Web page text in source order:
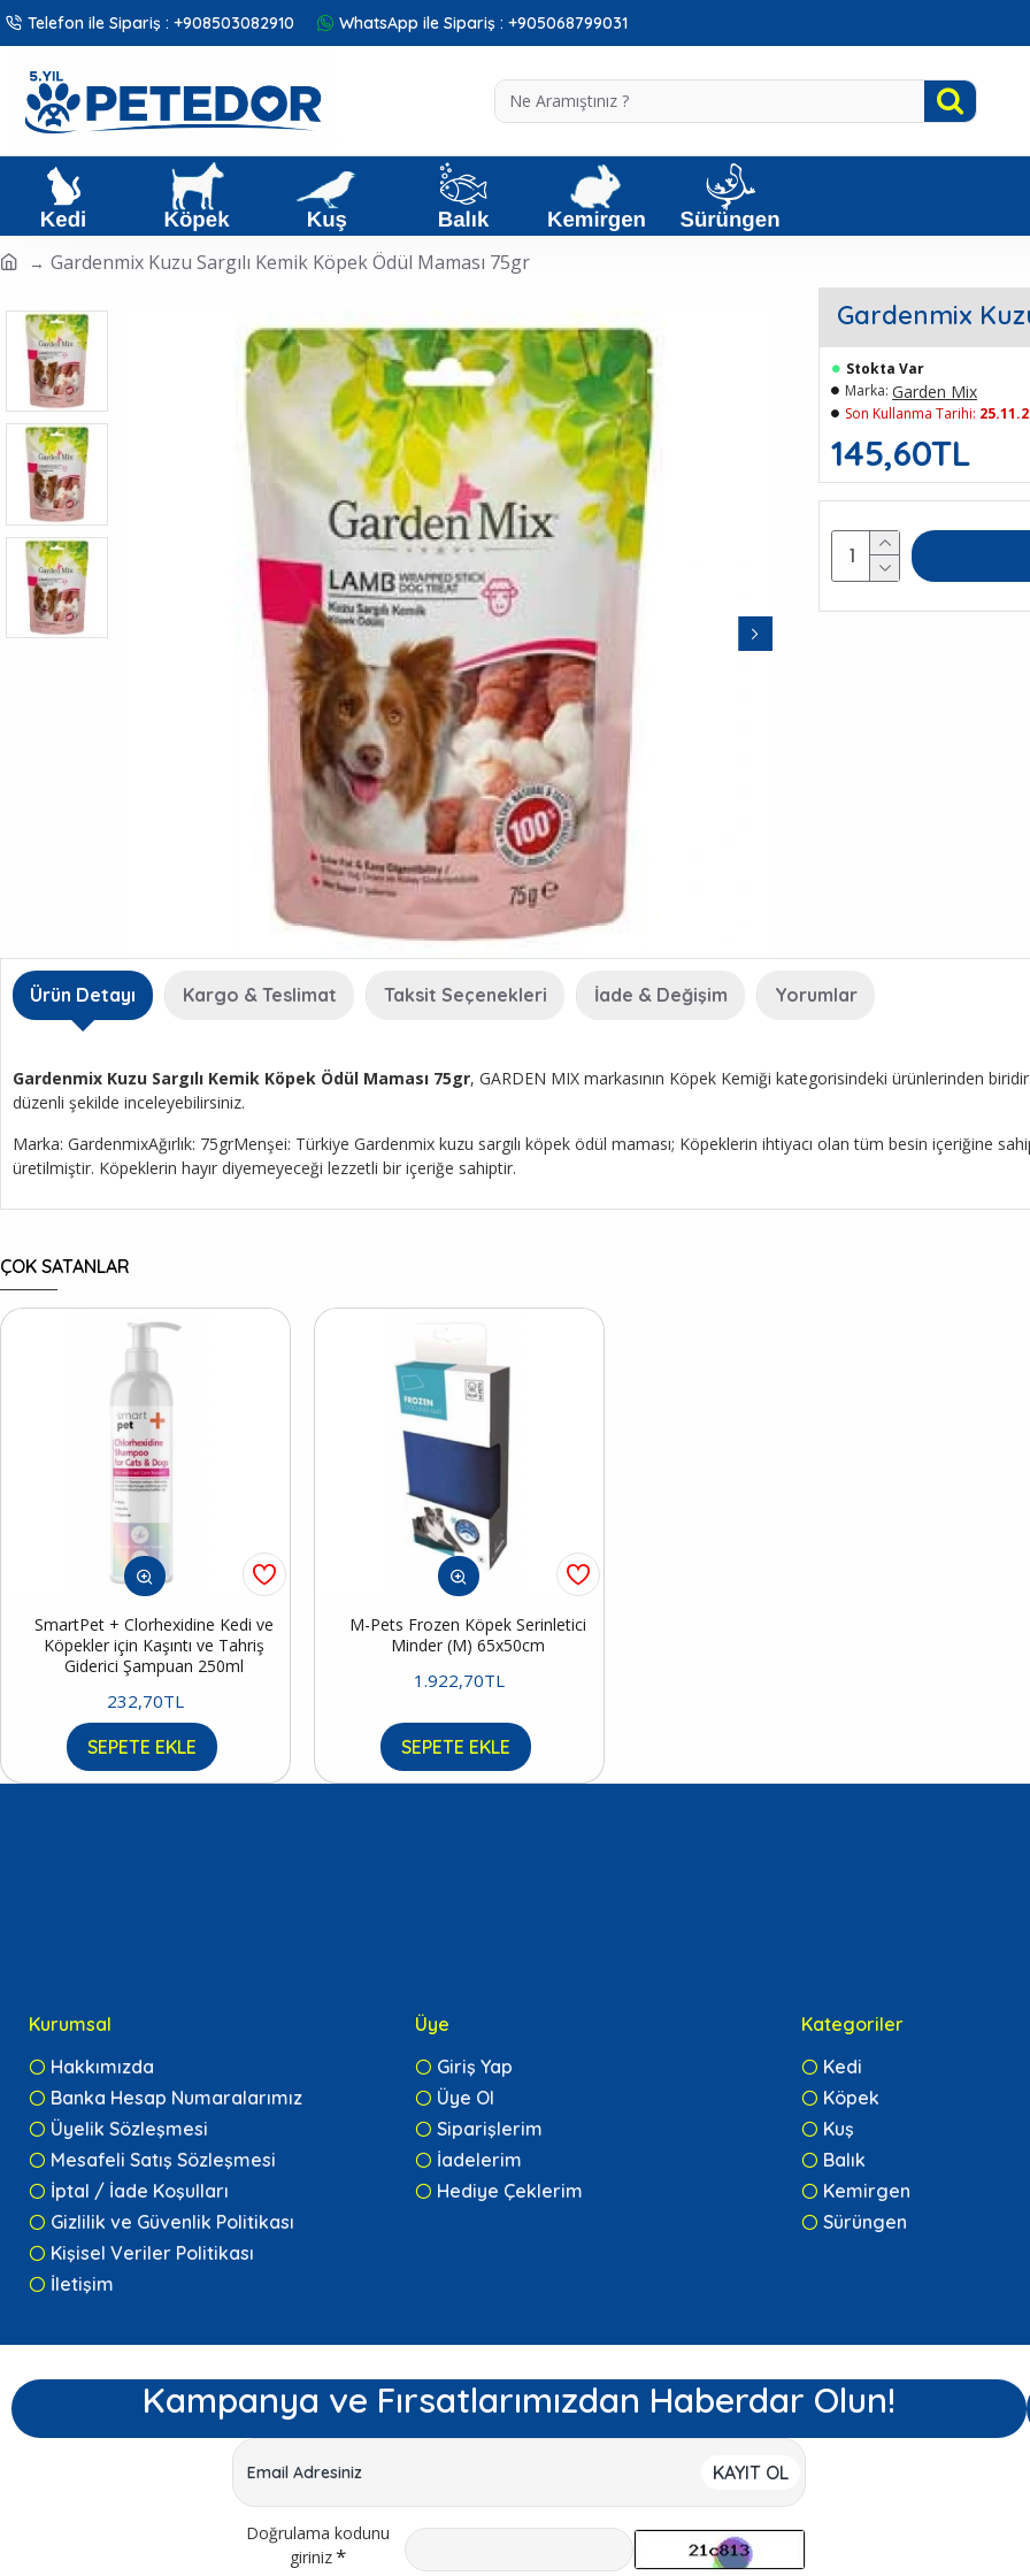
Telefon ile Sipariş : +908503082910 WhatsApp ile Sipariş : +905068799031
Gardenmix Kuzu Sargılı Kemik Köpek Ödül Maması 75gr
Gardenmix
145,60TL
Stokta Var
Marka: Garden Mix
Son Kullanma Tarihi:
Ürün Detayı Kargo & Teslimat Taksit Seçenekleri İade & Değişim Yorumlar
Gardenmix Kuzu Sargılı Kemik Köpek Ödül Maması 75gr, GARDEN MIX markasının Köpek Kemiği kategorisindeki ürünlerinden
düzenli şekilde inceleyebilirsiniz.
Marka: GardenmixAğırlık: 75grMenşei: Türkiye Gardenmix kuzu sargılı köpek ödül maması; Köpeklerin ihtiyacı olan tüm besin içeriğine
üretilmiştir. Köpeklerin hayır diyemeyeceği lezzetli bir içeriğe sahiptir.
ÇOK SATANLAR
SmartPet + Clorhexidine Kedi ve
Köpekler için Kaşıntı ve Tahriş
Giderici Şampuan 250ml
232,70TL
SEPETE EKLE
M-Pets Frozen Köpek Serinletici
Minder (M) 65x50cm
1.922,70TL
SEPETE EKLE
Kurumsal
Hakkımızda
Banka Hesap Numaralarımız
Üyelik Sözleşmesi
Mesafeli Satış Sözleşmesi
İptal / İade Koşulları
Gizlilik ve Güvenlik Politikası
Kişisel Veriler Politikası
İletişim
Üye
Giriş Yap
Üye Ol
Siparişlerim
İadelerim
Hediye Çeklerim
Kategoriler
Kedi
Köpek
Kuş
Balık
Kemirgen
Sürüngen
Kampanya ve Fırsatlarımızdan Haberdar Olun!
KAYIT OL
Doğrulama kodunu
giriniz